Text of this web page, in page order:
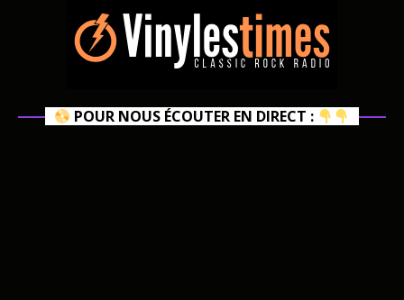
POUR NOUS ÉCOUTER EN DIRECT :